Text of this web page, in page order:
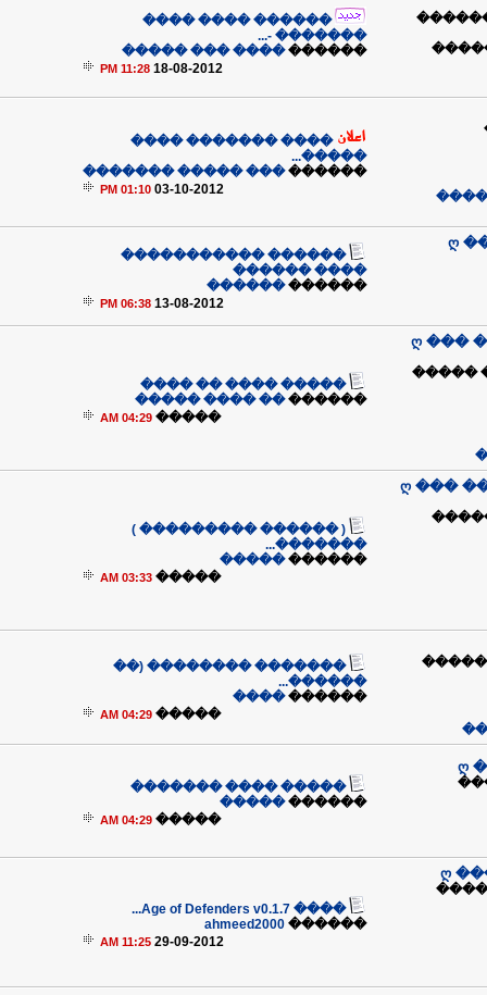
����
������ ���� ����
������� -...
������
���� ��� �����
18-08-2012
11:28 PM
���
���� ������� ����
�����...
������
��� ����� �������
03-10-2012
01:10 PM
ღ
������ �����������
���� ������
������
������
13-08-2012
06:38 PM
ღ ���
�� ��
����� ���� �� ����
������
�� ���� �����
�����
04:29 AM
ღ ���
���
( ������ ��������� )
�������...
������
�����
�����
03:33 AM
���
������� �������� (��
������...
������
����
�����
04:29 AM
ღ
��
����� ���� �������
������
�����
�����
04:29 AM
ღ
��
���� Age of Defenders v0.1.7...
������
ahmeed2000
29-09-2012
11:25 AM